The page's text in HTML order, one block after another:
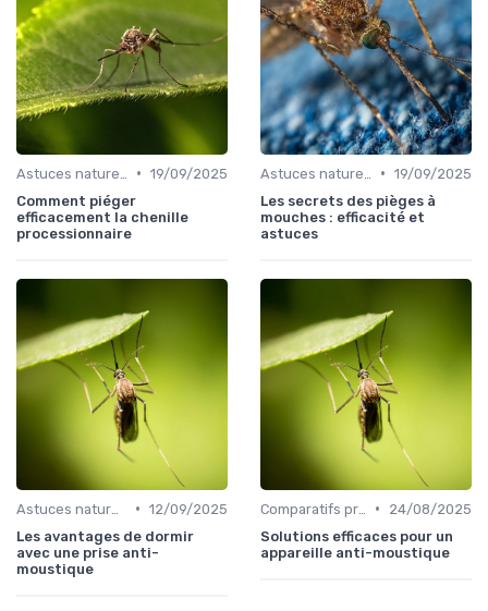
• 19/09/2025
Comment piéger
efficacement la chenille
processionnaire
• 19/09/2025
Les secrets des pièges à
mouches : efficacité et
astuces
• 12/09/2025
Les avantages de dormir
avec une prise anti-
moustique
•
24/08/2025
Solutions efficaces pour un
appareille anti-moustique